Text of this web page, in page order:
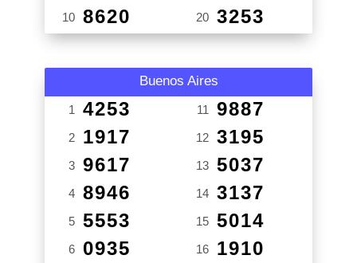
10 8620 20 3253
Buenos Aires
1 4253
2 1917
3 9617
4 8946
5 5553
6 0935
11 9887
12 3195
13 5037
14 3137
15 5014
16 1910